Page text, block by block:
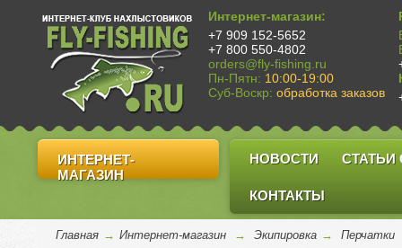
Интернет-магазин:
+7 909 152-5652
+7 800 550-4802
orders@fly-fishing.ru
Пн-Пятн: 10:00-19:00
Суб-Воскр: обработка заказов
ИНТЕРНЕТ-
МАГАЗИН
НОВОСТИ СТАТЬИ
КОНТАКТЫ
Главная → Интернет-магазин → Экипировка → Перчатки